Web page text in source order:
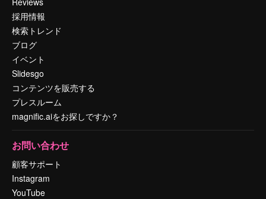
採用情報
検索トレンド
ブログ
イベント
Slidesgo
コンテンツを販売する
プレスルーム
magnific.aiをお探しですか？
お問い合わせ
顧客サポート
Instagram
YouTube